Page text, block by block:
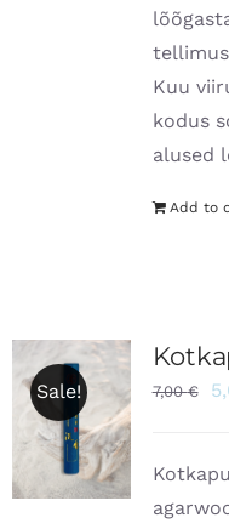
Kuu
kodus
alused
Add to
Sale! 7,00€